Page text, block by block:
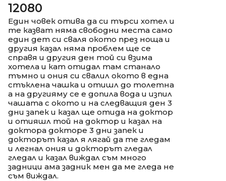
12080
Един човек отива да си търси хотел и
те казват няма свободни места само
един дет си сваля окото през ноща и
другия казал няма проблем ще се
справя и другия ден той си взима
хотела и кат отидал там станало
тъмно и ония си свалил окото в една
стъклена чашка и отишл до толетна
а на другияму се е допила вода и изпил
чашата с окото и на следващия ден 3
дни запек и казал ще отида на доктор
и отияшл той на доктор и казал на
доктора докторе 3 дни запек и
докторът казал я лягай да те гледам
и легнал ония и докторът гледал
гледал и казал виждал съм много
задници ама задник мен да ме гледа не
съм виждал.